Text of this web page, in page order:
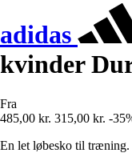
adidas
kvinder
Fra
485,00 kr. 315,00 kr. -
En let løbesko til træning.